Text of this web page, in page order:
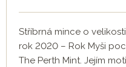
Stříbrná mince o
rok 2020 – Rok Myši
The Perth Mint. Jejím